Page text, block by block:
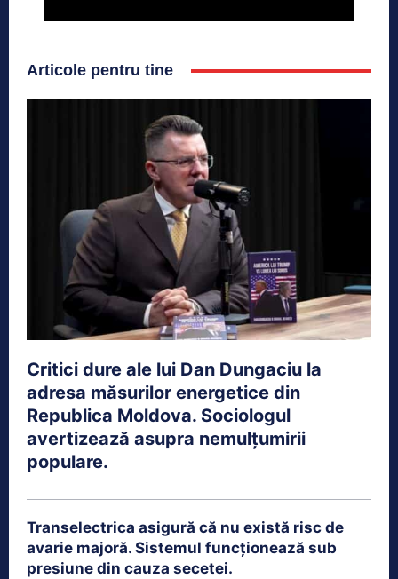
Articole pentru tine
Critici dure ale lui Dan Dungaciu la
adresa măsurilor energetice din
Republica Moldova. Sociologul
avertizează asupra nemulțumirii
populare.
Transelectrica asigură că nu există risc de
avarie majoră. Sistemul funcționează sub
presiune din cauza secetei.